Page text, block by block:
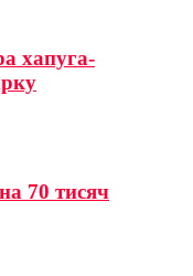
хапуга-
70 тисяч